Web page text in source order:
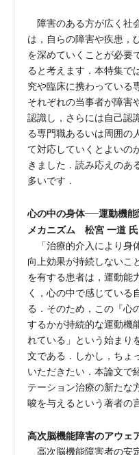
障害のある方が広く社
は，自らの障害や疾患，
を深めていくことが必要
ると考えます．本特集で
究や臨床に携わっている
それぞれの当事者が障害
認識し，さらには自己認
る専門職あるいは周囲の
て対応していくとよいの
きました．読み応えのあ
多いです．
心の中の身体──運動機
メカニズム 松宮 一道 氏
「治療的介入により身
向上効果が持続しないこ
を有する患者は，運動能
く，心の中で感じている
る．そのため，この『心
するかが持続的な運動機
れている」という始まり
文である．しかし，ちょ
いただきたい．本論文で
テーション治療の新たな
唆を与えるという著者の
高次脳機能障害のアウ
高次脳機能障害者の安